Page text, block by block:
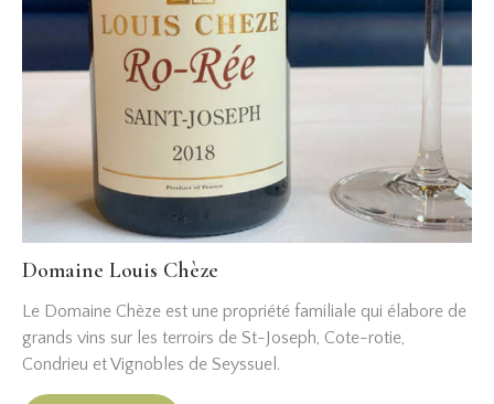
Domaine Louis Chèze
Le Domaine Chèze est une propriété familiale qui élabore de
grands vins sur les terroirs de St-Joseph, Cote-rotie,
Condrieu et Vignobles de Seyssuel.